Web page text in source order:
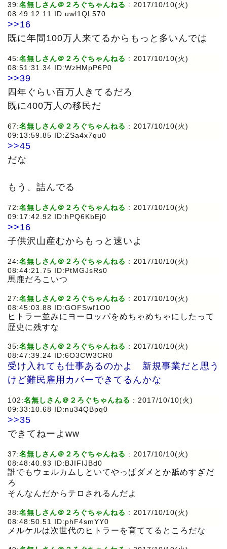
39:名無しさん＠２ろぐちゃんねる : 2017/10/10(火)
08:49:12.11 ID:uwl1QL570
>>16
既に年間100万人来てるからもっと多いんでは
45:名無しさん＠２ろぐちゃんねる : 2017/10/10(火)
08:51:31.34 ID:WzHMpP6P0
>>39
四年ぐらい百万人きてるだろ
既に400万人の移民だ
67:名無しさん＠２ろぐちゃんねる : 2017/10/10(火)
09:13:59.85 ID:ZSa4x7qu0
>>45
だな
もう、詰んでる
72:名無しさん＠２ろぐちゃんねる : 2017/10/10(火)
09:17:42.92 ID:hPQ6KbEj0
>>16
子供沢山産むからもっと速いよ
24:名無しさん＠２ろぐちゃんねる : 2017/10/10(火)
08:44:21.75 ID:PtMGJsRs0
馬鹿だろこいつ
27:名無しさん＠２ろぐちゃんねる : 2017/10/10(火)
08:45:03.88 ID:GOFSwf1O0
ヒトラー並みにヨーロッパをめちゃめちゃにしたって
歴史に残すな
35:名無しさん＠２ろぐちゃんねる : 2017/10/10(火)
08:47:39.24 ID:6O3CW3CR0
受け入れても仕事あるのかよ 新規事業だと思う
けど難民雇用カバーできてるんかな
102:名無しさん＠２ろぐちゃんねる : 2017/10/10(火)
09:33:10.68 ID:nu34QBpq0
>>35
できてねーよww
37:名無しさん＠２ろぐちゃんねる : 2017/10/10(火)
08:48:40.93 ID:BJIFIJBd0
誰でもウェルカムしといてやっぱダメとか舐めすぎだ
ろ
そんなんだからテロされるんだよ
38:名無しさん＠２ろぐちゃんねる : 2017/10/10(火)
08:48:50.51 ID:phF4smYY0
メルケルは次世代のヒトラーを育ててるところだな